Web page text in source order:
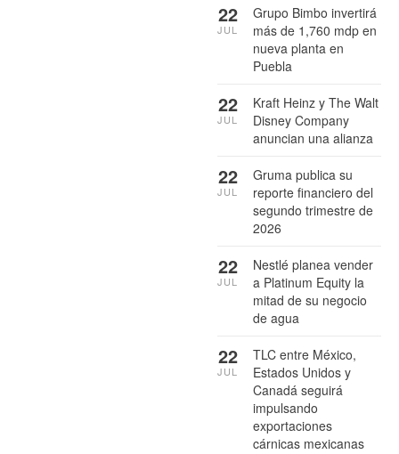
Grupo Bimbo invertirá
más de 1,760 mdp en
nueva planta en
Puebla
22
JUL
Kraft Heinz y The Walt
Disney Company
anuncian una alianza
22
JUL
Gruma publica su
reporte financiero del
segundo trimestre de
2026
22
JUL
Nestlé planea vender
a Platinum Equity la
mitad de su negocio
de agua
22
JUL
TLC entre México,
Estados Unidos y
Canadá seguirá
impulsando
exportaciones
cárnicas mexicanas
22
JUL